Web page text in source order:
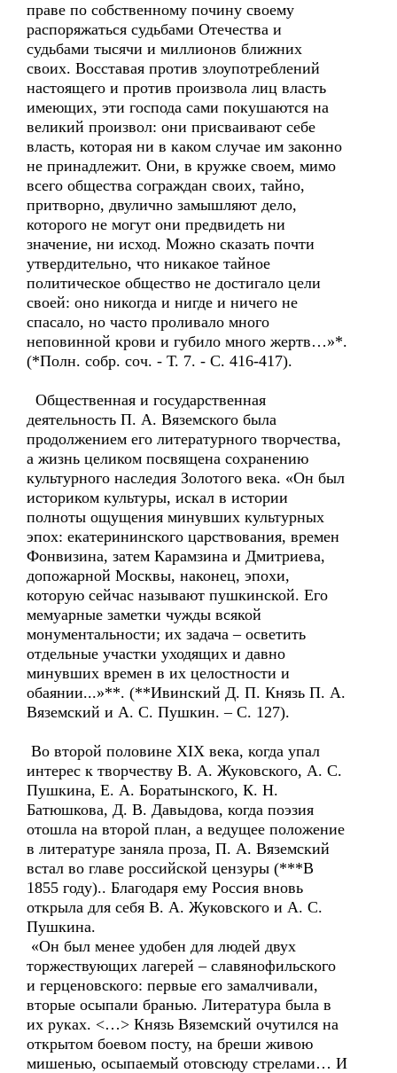
праве по собственному почину своему
распоряжаться судьбами Отечества и
судьбами тысячи и миллионов ближних
своих. Восставая против злоупотреблений
настоящего и против произвола лиц власть
имеющих, эти господа сами покушаются на
великий произвол: они присваивают себе
власть, которая ни в каком случае им законно
не принадлежит. Они, в кружке своем, мимо
всего общества сограждан своих, тайно,
притворно, двулично замышляют дело,
которого не могут они предвидеть ни
значение, ни исход. Можно сказать почти
утвердительно, что никакое тайное
политическое общество не достигало цели
своей: оно никогда и нигде и ничего не
спасало, но часто проливало много
неповинной крови и губило много жертв…»*.
(*Полн. собр. соч. - Т. 7. - С. 416-417).
Общественная и государственная
деятельность П. А. Вяземского была
продолжением его литературного творчества,
а жизнь целиком посвящена сохранению
культурного наследия Золотого века. «Он был
историком культуры, искал в истории
полноты ощущения минувших культурных
эпох: екатерининского царствования, времен
Фонвизина, затем Карамзина и Дмитриева,
допожарной Москвы, наконец, эпохи,
которую сейчас называют пушкинской. Его
мемуарные заметки чужды всякой
монументальности; их задача – осветить
отдельные участки уходящих и давно
минувших времен в их целостности и
обаянии...»**. (**Ивинский Д. П. Князь П. А.
Вяземский и А. С. Пушкин. – С. 127).
Во второй половине XIX века, когда упал
интерес к творчеству В. А. Жуковского, А. С.
Пушкина, Е. А. Боратынского, К. Н.
Батюшкова, Д. В. Давыдова, когда поэзия
отошла на второй план, а ведущее положение
в литературе заняла проза, П. А. Вяземский
встал во главе российской цензуры (***В
1855 году).. Благодаря ему Россия вновь
открыла для себя В. А. Жуковского и А. С.
Пушкина.
«Он был менее удобен для людей двух
торжествующих лагерей – славянофильского
и герценовского: первые его замалчивали,
вторые осыпали бранью. Литература была в
их руках. <…> Князь Вяземский очутился на
открытом боевом посту, на бреши живою
мишенью, осыпаемый отовсюду стрелами… И